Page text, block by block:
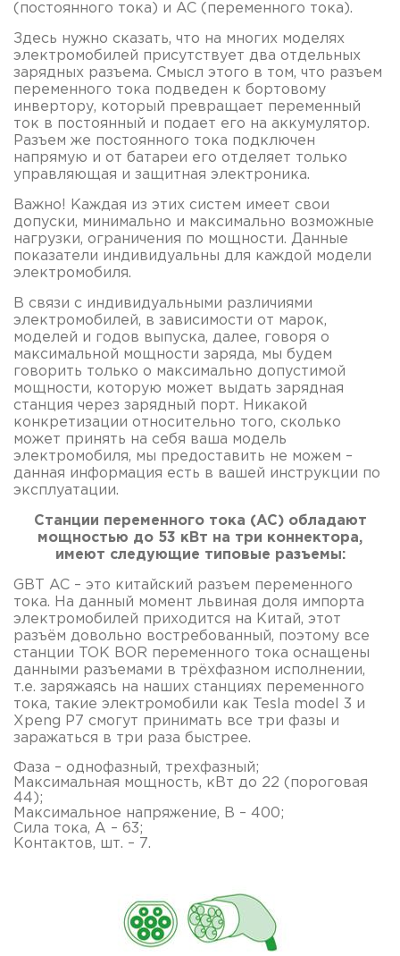
(постоянного тока) и AC (переменного тока).
Здесь нужно сказать, что на многих моделях
электромобилей присутствует два отдельных
зарядных разъема. Смысл этого в том, что разъем
переменного тока подведен к бортовому
инвертору, который превращает переменный
ток в постоянный и подает его на аккумулятор.
Разъем же постоянного тока подключен
напрямую и от батареи его отделяет только
управляющая и защитная электроника.
Важно! Каждая из этих систем имеет свои
допуски, минимально и максимально возможные
нагрузки, ограничения по мощности. Данные
показатели индивидуальны для каждой модели
электромобиля.
В связи с индивидуальными различиями
электромобилей, в зависимости от марок,
моделей и годов выпуска, далее, говоря о
максимальной мощности заряда, мы будем
говорить только о максимально допустимой
мощности, которую может выдать зарядная
станция через зарядный порт. Никакой
конкретизации относительно того, сколько
может принять на себя ваша модель
электромобиля, мы предоставить не можем –
данная информация есть в вашей инструкции по
эксплуатации.
Станции переменного тока (AC) обладают
мощностью до 53 кВт на три коннектора,
имеют следующие типовые разъемы:
GBT AC – это китайский разъем переменного
тока. На данный момент львиная доля импорта
электромобилей приходится на Китай, этот
разъём довольно востребованный, поэтому все
станции TOK BOR переменного тока оснащены
данными разъемами в трёхфазном исполнении,
т.е. заряжаясь на наших станциях переменного
тока, такие электромобили как Tesla model 3 и
Xpeng P7 смогут принимать все три фазы и
заражаться в три раза быстрее.
Фаза – однофазный, трехфазный;
Максимальная мощность, кВт до 22 (пороговая
44);
Максимальное напряжение, В – 400;
Сила тока, А – 63;
Контактов, шт. – 7.